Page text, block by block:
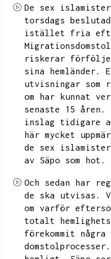
De sex
torsdags
istället fria
riskerar
sina hemländer.
utvisningar som
om har kunnat
senaste 15 åren.
inslag tidigare
här mycket
de sex
av Säpo som hot.
Och sedan har
de ska utvisas.
om varför
totalt
förekommit
domstolprocesser.